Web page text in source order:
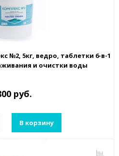
№2, 5кг, ведро, таблетки 6-в-1
и очистки воды
руб.
В корзину